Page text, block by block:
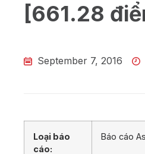
[661.28
September 7, 2016
Loại báo
cáo:
Báo cáo